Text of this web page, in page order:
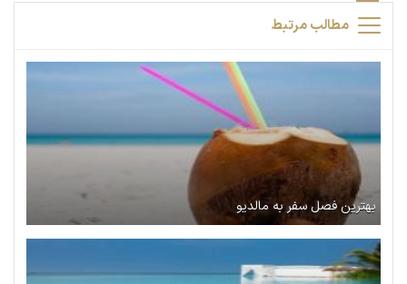
مطالب مرتبط
بهترین فصل سفر به مالدیو